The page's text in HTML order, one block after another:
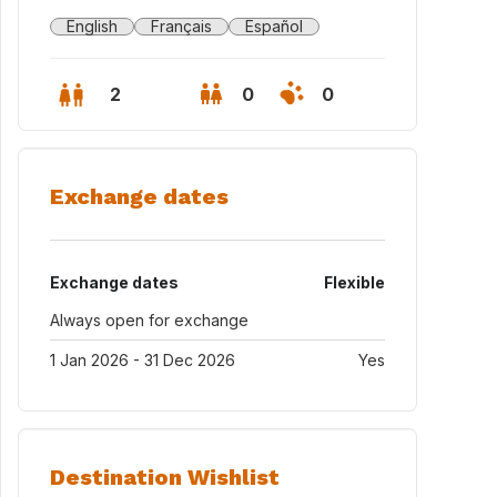
English Français Español
2 0 0
Exchange dates
Exchange dates
Flexible
Always open for exchange
1 Jan 2026 - 31 Dec 2026 Yes
Destination Wishlist